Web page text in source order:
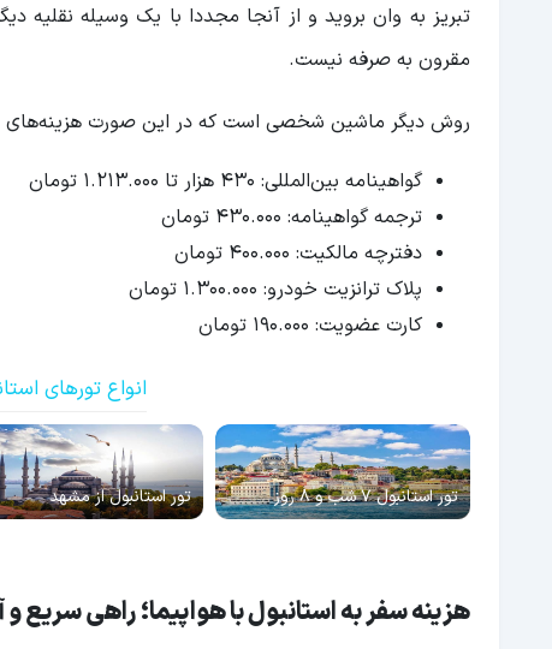
تبریز به وان بروید و از آنجا مجددا با یک وسیله نقلیه
مقرون به صرفه نیست.
روش دیگر ماشین شخصی است که در این صورت هزینه‌های
گواهینامه بین‌المللی: 430 هزار تا 1.213.000 تومان
ترجمه گواهینامه: 430.000 تومان
دفترچه مالکیت: 400.000 تومان
پلاک ترانزیت خودرو: 1.300.000 تومان
کارت عضویت: 190.000 تومان
انواع تورهای
تور استانبول 7 شب و 8 روز تور استانبول از مشهد
هزینه سفر به استانبول با هواپیما؛ راهی